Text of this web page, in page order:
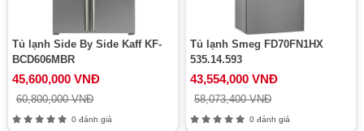
Tủ lạnh Side By Side Kaff KF-
BCD606MBR
45,600,000 VNĐ
60,800,000 VNĐ
0 đánh giá
Tủ lạnh Smeg FD70FN1HX
535.14.593
43,554,000 VNĐ
58,073,400 VNĐ
0 đánh giá